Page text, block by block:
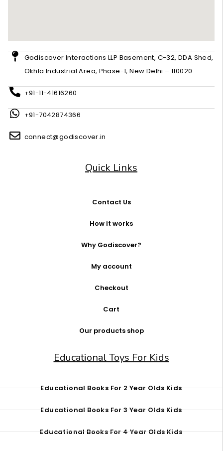
Godiscover Interactions LLP Basement, C-32, DDA Shed,
Okhla Industrial Area, Phase-1, New Delhi – 110020
+91-11-41616260
+91-7042874366
connect@godiscover.in
Quick Links
Contact Us
How it works
Why Godiscover?
My account
Checkout
Cart
Our products shop
Educational Toys For Kids
Educational Books For 2 Year Olds Kids
Educational Books For 3 Year Olds Kids
Educational Books For 4 Year Olds Kids